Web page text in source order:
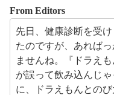
From Editors
先日、健康診断を受
たのですが、あれば
ませんね。『ドラえ
が誤って飲み込んじ
に、ドラえもんとの